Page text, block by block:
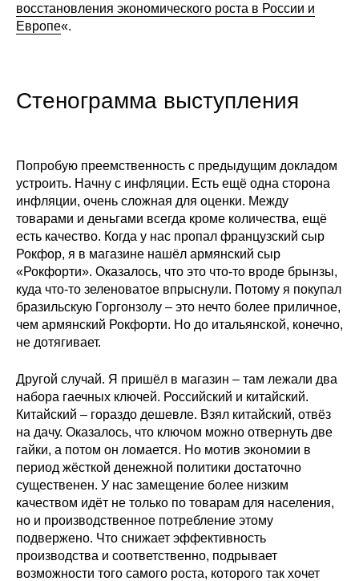
О журнале
Редакционная этика
Информация для авторов
Общие требования
Стандарты оформления
Семинары
Энергетический семинар
Российско-французский семинар
ЦДУ
Отрасли и регионы
Inforum
Ученый совет
восстановления экономического роста в России и
Европе«.
Стенограмма выступления
Попробую преемственность с предыдущим докладом
устроить. Начну с инфляции. Есть ещё одна сторона
инфляции, очень сложная для оценки. Между
товарами и деньгами всегда кроме количества, ещё
есть качество. Когда у нас пропал французский сыр
Рокфор, я в магазине нашёл армянский сыр
«Рокфорти». Оказалось, что это что-то вроде брынзы,
куда что-то зеленоватое впрыснули. Потому я покупал
бразильскую Горгонзолу – это нечто более приличное,
чем армянский Рокфорти. Но до итальянской, конечно,
не дотягивает.
Другой случай. Я пришёл в магазин – там лежали два
набора гаечных ключей. Российский и китайский.
Китайский – гораздо дешевле. Взял китайский, отвёз
на дачу. Оказалось, что ключом можно отвернуть две
гайки, а потом он ломается. Но мотив экономии в
период жёсткой денежной политики достаточно
существенен. У нас замещение более низким
качеством идёт не только по товарам для населения,
но и производственное потребление этому
подвержено. Что снижает эффективность
производства и соответственно, подрывает
возможности того самого роста, которого так хочет